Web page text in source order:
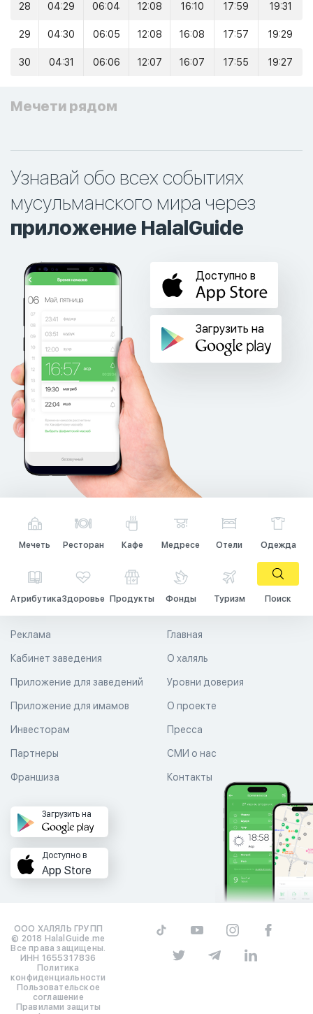
28 04:29 06:04 12:08 16:10 17:59 19:31
29 04:30 06:05 12:08 16:08 17:57 19:29
30 04:31 06:06 12:07 16:07 17:55 19:27
Мечети рядом
Узнавай обо всех событиях
мусульманского мира через
приложение HalalGuide
Доступно в
Загрузить на
Мечеть Ресторан Кафе Медресе Отели Одежда
АтрибутикаЗдоровье Продукты Фонды Туризм Поиск
Главная
О халяль
Уровни доверия
Реклама
Кабинет заведения
Приложение для заведений
Приложение для имамов О проекте
Пресса
СМИ о нас
Контакты
Инвесторам
Партнеры
Франшиза
Загрузить на
Доступно в
App Store
ООО ХАЛЯЛЬ ГРУПП
© 2018 HalalGuide.me
Все права защищены.
ИНН 1655317836
Политика
конфиденциальности
Пользовательское
соглашение
Правилами защиты